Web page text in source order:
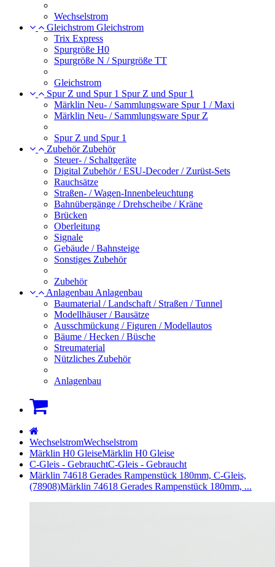
Wechselstrom
Gleichstrom Gleichstrom
Trix Express
Spurgröße H0
Spurgröße N / Spurgröße TT
Gleichstrom
Spur Z und Spur 1 Spur Z und Spur 1
Märklin Neu- / Sammlungsware Spur 1 / Maxi
Märklin Neu- / Sammlungsware Spur Z
Spur Z und Spur 1
Zubehör Zubehör
Steuer- / Schaltgeräte
Digital Zubehör / ESU-Decoder / Zurüst-Sets
Rauchsätze
Straßen- / Wagen-Innenbeleuchtung
Bahnübergänge / Drehscheibe / Kräne
Brücken
Oberleitung
Signale
Gebäude / Bahnsteige
Sonstiges Zubehör
Zubehör
Anlagenbau Anlagenbau
Baumaterial / Landschaft / Straßen / Tunnel
Modellhäuser / Bausätze
Ausschmückung / Figuren / Modellautos
Bäume / Hecken / Büsche
Streumaterial
Nützliches Zubehör
Anlagenbau
Warenkorb
WechselstromWechselstrom
Märklin H0 GleiseMärklin H0 Gleise
C-Gleis - GebrauchtC-Gleis - Gebraucht
Märklin 74618 Gerades Rampenstück 180mm, C-Gleis,
(78908)Märklin 74618 Gerades Rampenstück 180mm, ...